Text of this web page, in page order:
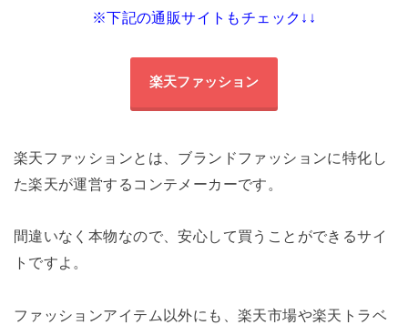
※下記の通販サイトもチェック↓↓
楽天ファッション
楽天ファッションとは、ブランドファッションに特化し
た楽天が運営するコンテメーカーです。
間違いなく本物なので、安心して買うことができるサイ
トですよ。
ファッションアイテム以外にも、楽天市場や楽天トラベ